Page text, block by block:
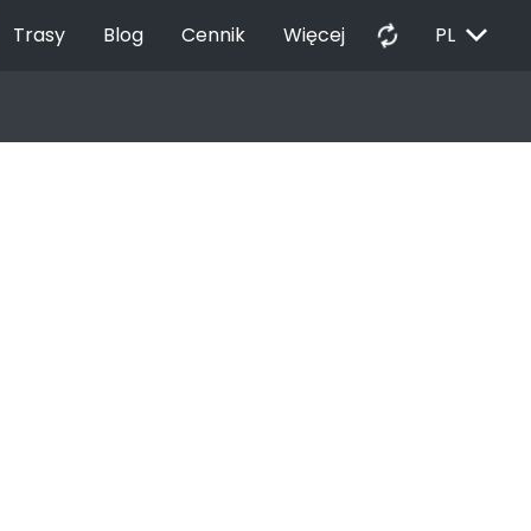
Trasy Blog Cennik Więcej autorenew PL EXPAND_MORE